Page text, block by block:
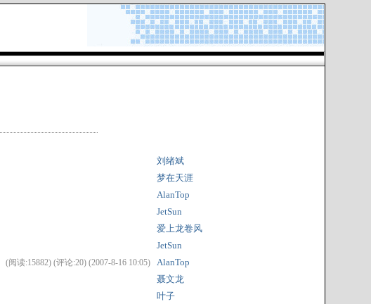
刘绪斌
梦在天涯
AlanTop
JetSun
爱上龙卷风
JetSun
(阅读:15882) (评论:20) (2007-8-16 10:05)
AlanTop
聂文龙
叶子